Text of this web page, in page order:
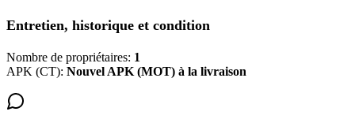
Entretien, historique et condition
Nombre de propriétaires: 1
APK (CT): Nouvel APK (MOT) à la livraison